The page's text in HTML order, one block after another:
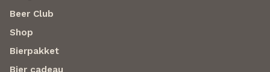
Beer Club
Shop
Bierpakket
Bier cadeau